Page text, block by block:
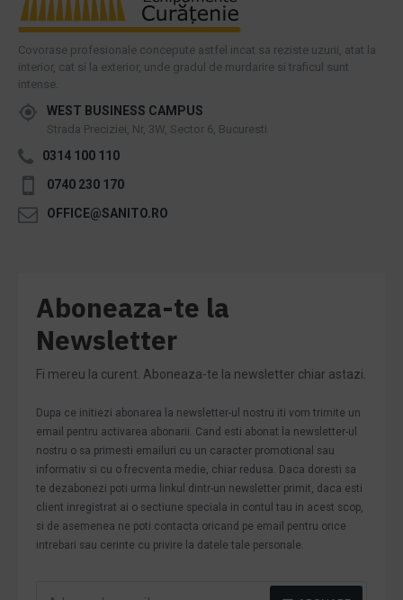
Covorase profesionale concepute astfel incat sa reziste uzurii, atat la
interior, cat si la exterior, unde gradul de murdarire si traficul sunt
intense.
WEST BUSINESS CAMPUS
Strada Preciziei, Nr, 3W, Sector 6, Bucuresti
0314 100 110
0740 230 170
OFFICE@SANITO.RO
Aboneaza-te la
Newsletter
Fi mereu la curent. Aboneaza-te la newsletter chiar astazi.
Dupa ce initiezi abonarea la newsletter-ul nostru iti vom trimite un
email pentru activarea abonarii. Cand esti abonat la newsletter-ul
nostru o sa primesti emailuri cu un caracter promotional sau
informativ si cu o frecventa medie, chiar redusa. Daca doresti sa
te dezabonezi poti urma linkul dintr-un newsletter primit, daca esti
client inregistrat ai o sectiune speciala in contul tau in acest scop,
si de asemenea ne poti contacta oricand pe email pentru orice
intrebari sau cerinte cu privire la datele tale personale.